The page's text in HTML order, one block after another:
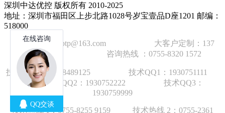
深圳中达优控 版权所有 2010-2025
地址：深圳市福田区上步北路1028号岁宝壹品D座1201 邮编：
518000
技术邮箱：wzbtp@163.com 大客户定制：137
1392 2586 咨询热线 ：0755-8320 1572
技术手机：18928489125
技术QQ1：1930751111
技术QQ2：1930752222 技术QQ3：
1930759999
技术热线 1：0755-8255 9159 技术热线 2： 0755-2361